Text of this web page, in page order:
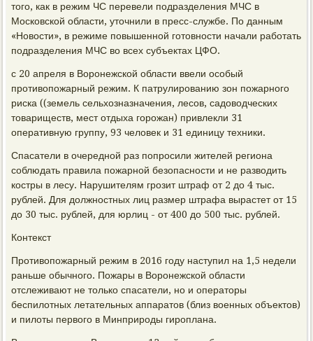
того, как в режим ЧС перевели подразделения МЧС в
Московской области, уточнили в пресс-службе. По данным
«Новости», в режиме повышенной готовности начали работать
подразделения МЧС во всех субъектах ЦФО.
с 20 апреля в Воронежской области ввели особый
противопожарный режим. К патрулированию зон пожарного
риска ((земель сельхозназначения, лесов, садоводческих
товариществ, мест отдыха горожан) привлекли 31
оперативную группу, 93 человек и 31 единицу техники.
Спасатели в очередной раз попросили жителей региона
соблюдать правила пожарной безопасности и не разводить
костры в лесу. Нарушителям грозит штраф от 2 до 4 тыс.
рублей. Для должностных лиц размер штрафа вырастет от 15
до 30 тыс. рублей, для юрлиц - от 400 до 500 тыс. рублей.
Контекст
Противопожарный режим в 2016 году наступил на 1,5 недели
раньше обычного. Пожары в Воронежской области
отслеживают не только спасатели, но и операторы
беспилотных летательных аппаратов (близ военных объектов)
и пилоты первого в Минприроды гироплана.